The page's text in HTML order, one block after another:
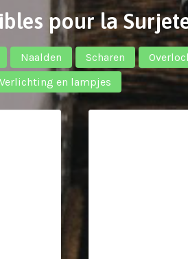
pour la
Naalden Scharen
Verlichting en lampjes